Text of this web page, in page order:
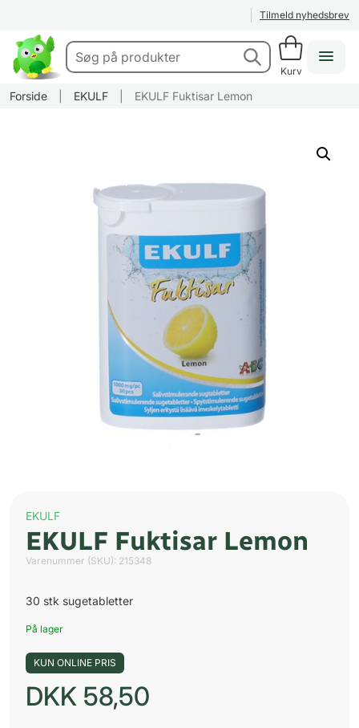
Tilmeld nyhedsbrev
Kurv
Forside EKULF EKULF Fuktisar Lemon
EKULF
EKULF Fuktisar Lemon
Varenummer (SKU): 215348
30 stk sugetabletter
På lager
KUN ONLINE PRIS
DKK 58,50